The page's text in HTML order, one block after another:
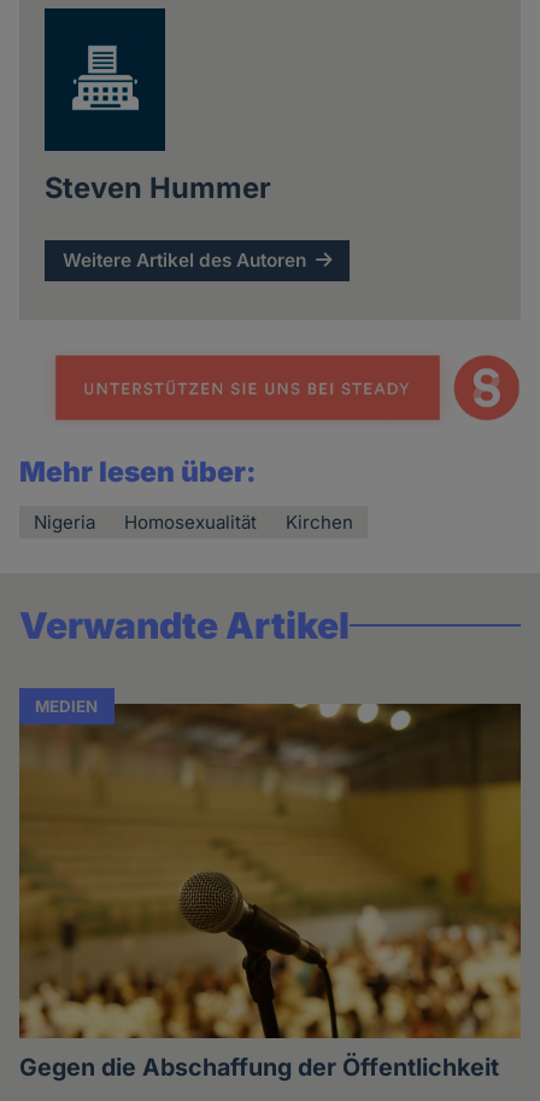
Steven Hummer
Weitere Artikel des Autoren
Mehr lesen über:
Nigeria Homosexualität Kirchen
Verwandte Artikel
MEDIEN
Gegen die Abschaffung der Öffentlichkeit